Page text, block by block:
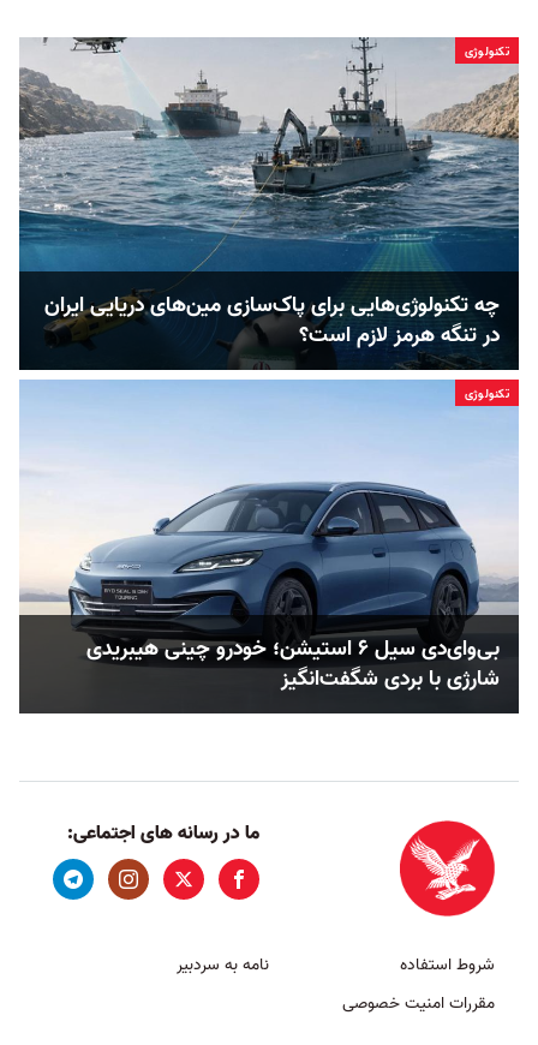
تکنولوژی
چه تکنولوژی‌هایی برای پاک‌سازی مین‌های دریایی ایران
در تنگه هرمز لازم است؟
تکنولوژی
بی‌وای‌دی سیل ۶ استیشن؛ خودرو چینی هیبریدی
شارژی با بردی شگفت‌انگیز
ما در رسانه های اجتماعی:
شروط استفاده
مقررات امنیت خصوصی
نامه به سردبیر